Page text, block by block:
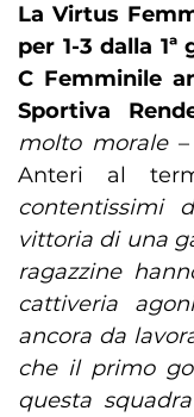
La Virtus
per 1-3 dalla
C Femminile
Sportiva
molto morale–
Anteri al
contentissimi
vittoria di una
ragazzine
cattiveria
ancora da
che il primo
questa